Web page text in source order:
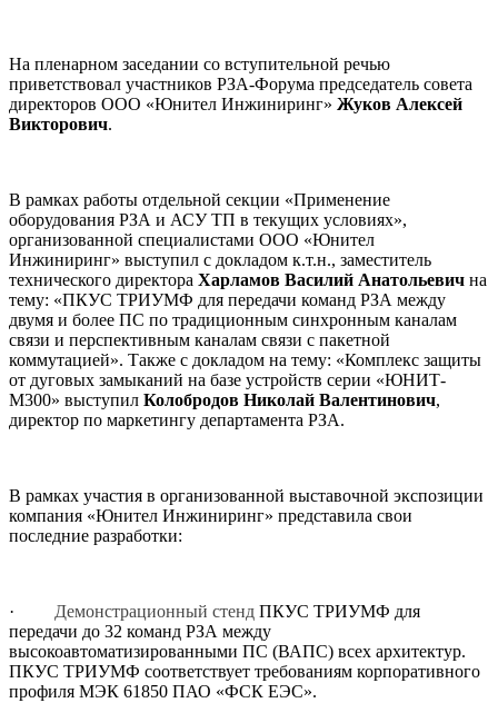
На пленарном заседании со вступительной речью
приветствовал участников РЗА-Форума председатель совета
директоров ООО «Юнител Инжиниринг» Жуков Алексей
Викторович.
В рамках работы отдельной секции «Применение
оборудования РЗА и АСУ ТП в текущих условиях»,
организованной специалистами ООО «Юнител
Инжиниринг» выступил с докладом к.т.н., заместитель
технического директора Харламов Василий Анатольевич на
тему: «ПКУС ТРИУМФ для передачи команд РЗА между
двумя и более ПС по традиционным синхронным каналам
связи и перспективным каналам связи с пакетной
коммутацией». Также с докладом на тему: «Комплекс защиты
от дуговых замыканий на базе устройств серии «ЮНИТ-
М300» выступил Колобродов Николай Валентинович,
директор по маркетингу департамента РЗА.
В рамках участия в организованной выставочной экспозиции
компания «Юнител Инжиниринг» представила свои
последние разработки:
· Демонстрационный стенд ПКУС ТРИУМФ для
передачи до 32 команд РЗА между
высокоавтоматизированными ПС (ВАПС) всех архитектур.
ПКУС ТРИУМФ соответствует требованиям корпоративного
профиля МЭК 61850 ПАО «ФСК ЕЭС».